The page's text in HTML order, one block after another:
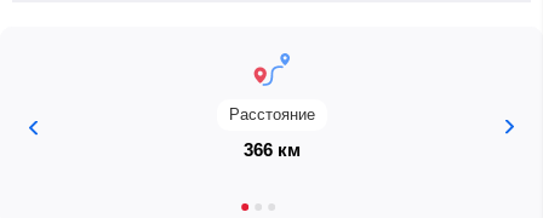
Расстояние
366 км